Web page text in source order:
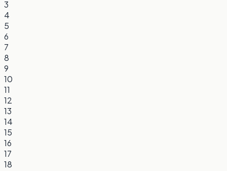
3
4
5
6
7
8
9
10
11
12
13
14
15
16
17
18